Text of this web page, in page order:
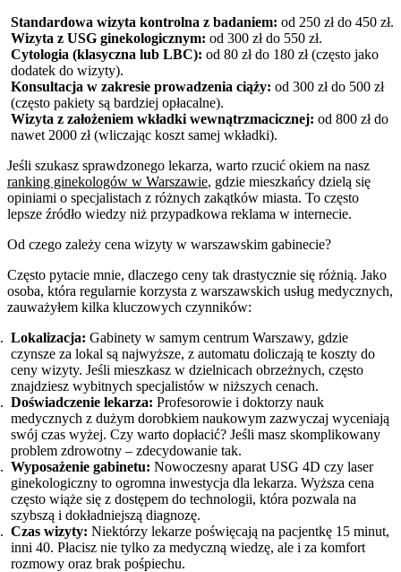
Standardowa wizyta kontrolna z badaniem: od 250 zł do 450 zł.
Wizyta z USG ginekologicznym: od 300 zł do 550 zł.
Cytologia (klasyczna lub LBC): od 80 zł do 180 zł (często jako
dodatek do wizyty).
Konsultacja w zakresie prowadzenia ciąży: od 300 zł do 500 zł
(często pakiety są bardziej opłacalne).
Wizyta z założeniem wkładki wewnątrzmacicznej: od 800 zł do
nawet 2000 zł (wliczając koszt samej wkładki).
Jeśli szukasz sprawdzonego lekarza, warto rzucić okiem na nasz
ranking ginekologów w Warszawie, gdzie mieszkańcy dzielą się
opiniami o specjalistach z różnych zakątków miasta. To często
lepsze źródło wiedzy niż przypadkowa reklama w internecie.
Od czego zależy cena wizyty w warszawskim gabinecie?
Często pytacie mnie, dlaczego ceny tak drastycznie się różnią. Jako
osoba, która regularnie korzysta z warszawskich usług medycznych,
zauważyłem kilka kluczowych czynników:
Lokalizacja: Gabinety w samym centrum Warszawy, gdzie
czynsze za lokal są najwyższe, z automatu doliczają te koszty do
ceny wizyty. Jeśli mieszkasz w dzielnicach obrzeżnych, często
znajdziesz wybitnych specjalistów w niższych cenach.
Doświadczenie lekarza: Profesorowie i doktorzy nauk
medycznych z dużym dorobkiem naukowym zazwyczaj wyceniają
swój czas wyżej. Czy warto dopłacić? Jeśli masz skomplikowany
problem zdrowotny – zdecydowanie tak.
Wyposażenie gabinetu: Nowoczesny aparat USG 4D czy laser
ginekologiczny to ogromna inwestycja dla lekarza. Wyższa cena
często wiąże się z dostępem do technologii, która pozwala na
szybszą i dokładniejszą diagnozę.
Czas wizyty: Niektórzy lekarze poświęcają na pacjentkę 15 minut,
inni 40. Płacisz nie tylko za medyczną wiedzę, ale i za komfort
rozmowy oraz brak pośpiechu.